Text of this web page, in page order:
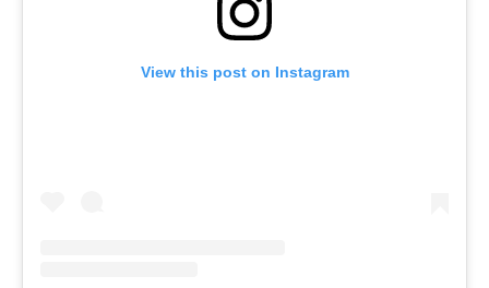
View this post on Instagram